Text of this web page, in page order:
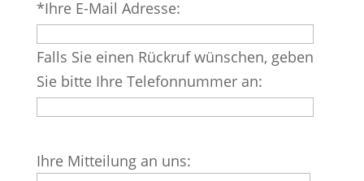
lasse
dieses
Feld
leer.
*Ihre E-Mail Adresse:
Falls Sie einen Rückruf wünschen, geben
Sie bitte Ihre Telefonnummer an:
lasse
Ihre Mitteilung an uns: